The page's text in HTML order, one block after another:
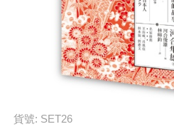
貨號: SET26